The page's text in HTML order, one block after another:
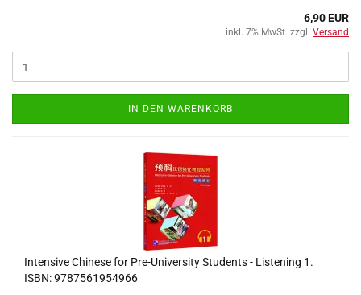
6,90 EUR
inkl. 7% MwSt. zzgl. Versand
IN DEN WARENKORB
Intensive Chinese for Pre-University Students - Listening 1.
ISBN: 9787561954966